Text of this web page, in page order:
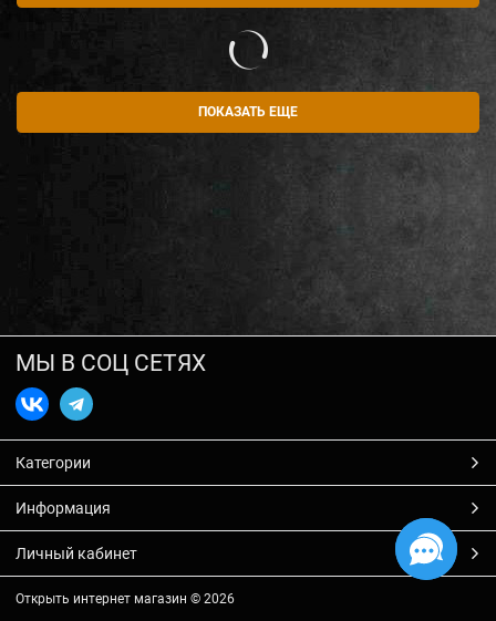
ПОКАЗАТЬ ЕЩЕ
МЫ В СОЦ СЕТЯХ
Категории
Информация
Личный кабинет
Открыть интернет магазин © 2026